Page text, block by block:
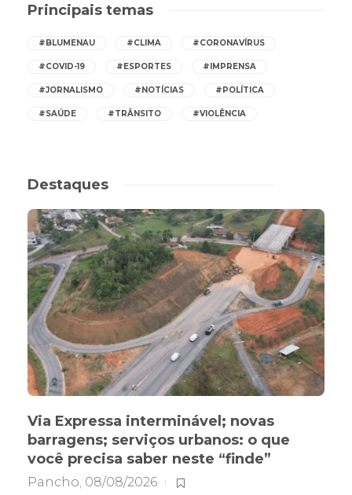
Principais temas
#BLUMENAU #CLIMA #CORONAVÍRUS
#COVID-19 #ESPORTES #IMPRENSA
#JORNALISMO #NOTÍCIAS #POLÍTICA
#SAÚDE #TRÂNSITO #VIOLÊNCIA
Destaques
Via Expressa interminável; novas
barragens; serviços urbanos: o que
você precisa saber neste “finde”
Pancho, 08/08/2026